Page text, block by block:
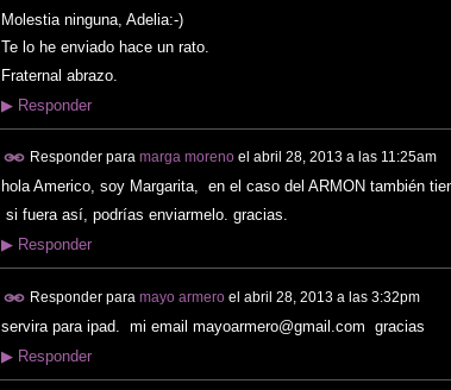
Molestia ninguna, Adelia:-)
Te lo he enviado hace un rato.
Fraternal abrazo.
▶Responder
Responder para marga morenoel abril 28, 2013 a las 11:25am
hola Americo, soy Margarita, en el caso del ARMON también
si fuera así, podrías enviarmelo. gracias.
▶Responder
Responder para mayo armeroel abril 28, 2013 a las 3:32pm
servira para ipad. mi email mayoarmero@gmail.com gracias
▶Responder